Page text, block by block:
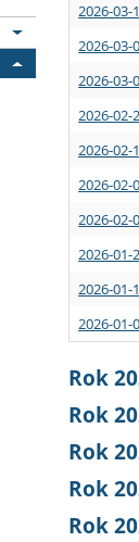
2026-
2026-03-
2026-03-
2026-02-
2026-02-
2026-02-
2026-02-
2026-01-
2026-
2026-01-
Rok
Rok
Rok
Rok
Rok